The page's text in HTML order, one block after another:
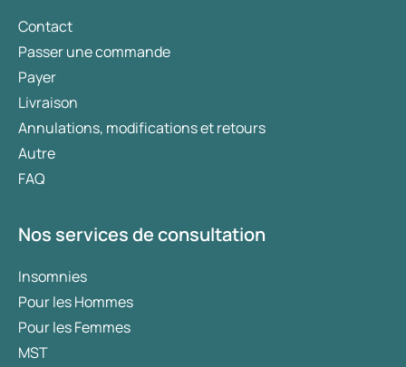
de l’enfant et la santé à un âge ultérieur.
Contact
Passer une commande
Payer
Livraison
Annulations, modifications et retours
Autre
FAQ
Nos services de consultation
Insomnies
Pour les Hommes
Pour les Femmes
MST